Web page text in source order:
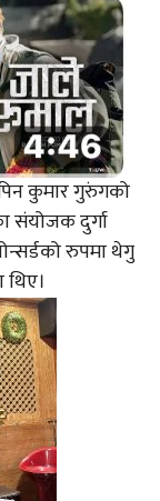
कुमार गुरुंगको
संयोजक दुर्गा
रुपमा थेगु
थिए।